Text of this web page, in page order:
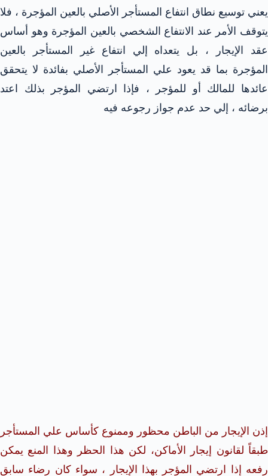
يعني توسيع نطاق انتفاع المستأجر الأصلي بالعين المؤجرة ، فلا
يتوقف الأمر عند الانتفاع الشخصي بالعين المؤجرة وهو أساس
عقد الإيجار ، بل يتعداه إلي انتفاع غير المستأجر بالعين
المؤجرة بما قد يعود علي المستأجر الأصلي بفائدة لا يتحقق
عائدها للمالك أو للمؤجر ، فإذا ارتضي المؤجر بذلك اعتد
برضائه ، إلي حد عدم جواز رجوعه فيه
إذن الإيجار من الباطن محظور وممنوع كأساس علي المستأجر
طبقاً لقانون إيجار الأماكن، لكن هذا الحظر وهذا المنع يمكن
رفعه إذا ارتضي المؤجر بهذا الإيجار ، سواء كان رضاء سابق